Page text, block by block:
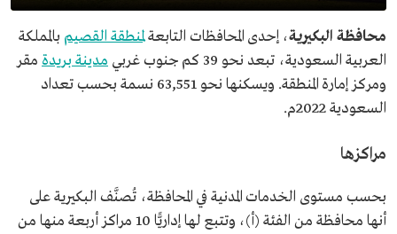
محافظة البكيرية، إحدى المحافظات التابعةلمنطقة القصيم بالمملكة
العربية السعودية، تبعد نحو 39 كم جنوب غربي
مدينة بريدة مقر
ومركز إمارة المنطقة. ويسكنها نحو 63,551 نسمة بحسب تعداد
السعودية 2022م.
مراكزها
بحسب مستوى الخدمات المدنية في المحافظة، تُصنَّف البكيرية على
أنها محافظة من الفئة (أ)، وتتبع لها إداريًّا 10 مراكز أربعة منها من